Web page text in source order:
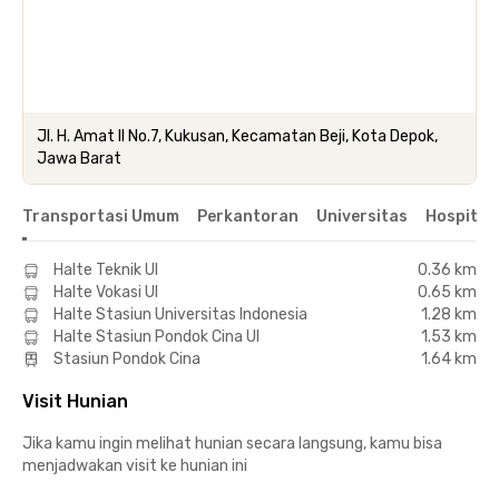
Jl. H. Amat II No.7, Kukusan, Kecamatan Beji, Kota Depok,
Jawa Barat
Transportasi Umum Perkantoran Universitas Hospital
Halte Teknik UI
0.36 km
Halte Vokasi UI
0.65 km
Halte Stasiun Universitas Indonesia
1.28 km
Halte Stasiun Pondok Cina UI
1.53 km
Stasiun Pondok Cina
1.64 km
Visit Hunian
Jika kamu ingin melihat hunian secara langsung, kamu bisa
menjadwakan visit ke hunian ini